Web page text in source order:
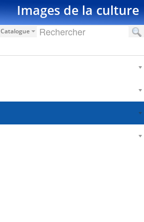
Images de la culture
Catalogue